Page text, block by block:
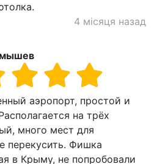
4 місяця назад
аэропорт, простой и
на трёх
много мест для
перекусить. Фишка
в Крыму, не попробовали